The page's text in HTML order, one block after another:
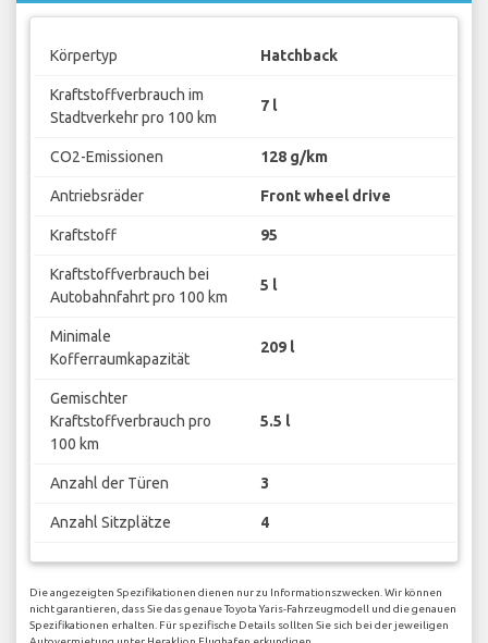
Körpertyp Hatchback
Kraftstoffverbrauch im
Stadtverkehr pro 100 km
7 l
CO2-Emissionen 128 g/km
Antriebsräder Front wheel drive
Kraftstoff 95
Kraftstoffverbrauch bei
Autobahnfahrt pro 100 km
5 l
Minimale
Kofferraumkapazität
209 l
Gemischter
Kraftstoffverbrauch pro
100 km
5.5 l
Anzahl der Türen 3
Anzahl Sitzplätze 4
Die angezeigten Spezifikationen dienen nur zu Informationszwecken. Wir können
nicht garantieren, dass Sie das genaue Toyota Yaris-Fahrzeugmodell und die genauen
Spezifikationen erhalten. Für spezifische Details sollten Sie sich bei der jeweiligen